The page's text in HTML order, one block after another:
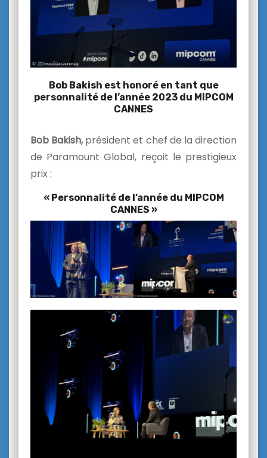
Bob Bakish est honoré en tant que
personnalité de l’année 2023 du MIPCOM
CANNES
Bob Bakish,président et chef de la direction
de Paramount Global, reçoit le prestigieux
prix :
« Personnalité de l’année du MIPCOM
CANNES »